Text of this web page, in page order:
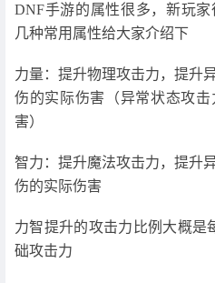
DNF手游的属性很多，新玩
几种常用属性给大家介绍下
力量：提升物理攻击力，提升
伤的实际伤害（异常状态攻
害）
智力：提升魔法攻击力，提升
伤的实际伤害
力智提升的攻击力比例大概是
础攻击力